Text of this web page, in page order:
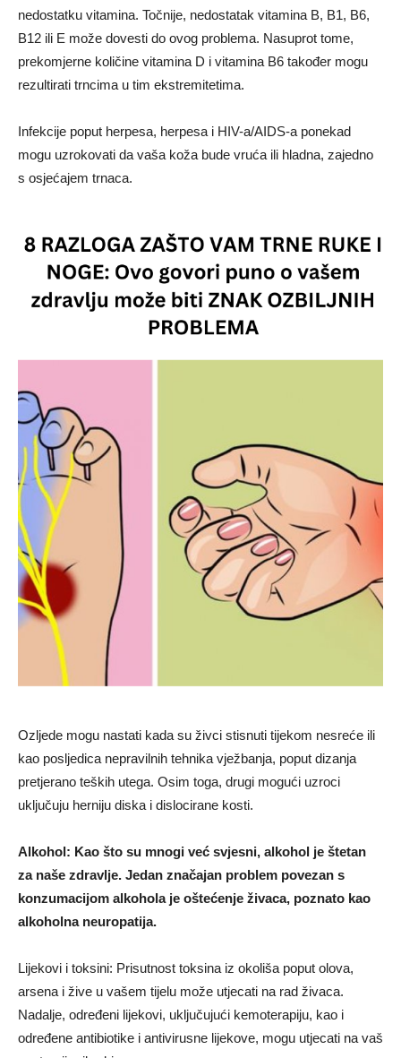
nedostatku vitamina. Točnije, nedostatak vitamina B, B1, B6,
B12 ili E može dovesti do ovog problema. Nasuprot tome,
prekomjerne količine vitamina D i vitamina B6 također mogu
rezultirati trncima u tim ekstremitetima.
Infekcije poput herpesa, herpesa i HIV-a/AIDS-a ponekad
mogu uzrokovati da vaša koža bude vruća ili hladna, zajedno
s osjećajem trnaca.
Ozljede mogu nastati kada su živci stisnuti tijekom nesreće ili
kao posljedica nepravilnih tehnika vježbanja, poput dizanja
pretjerano teških utega. Osim toga, drugi mogući uzroci
uključuju herniju diska i dislocirane kosti.
Alkohol: Kao što su mnogi već svjesni, alkohol je štetan
za naše zdravlje. Jedan značajan problem povezan s
konzumacijom alkohola je oštećenje živaca, poznato kao
alkoholna neuropatija.
Lijekovi i toksini: Prisutnost toksina iz okoliša poput olova,
arsena i žive u vašem tijelu može utjecati na rad živaca.
Nadalje, određeni lijekovi, uključujući kemoterapiju, kao i
određene antibiotike i antivirusne lijekove, mogu utjecati na vaš